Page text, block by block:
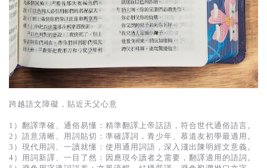
跨越語文障礙，貼近天父心意
1）翻譯準確、通俗易懂：精準翻譯上帝話語，符合世代通俗語言。
2）語意清晰、用詞貼切：準確譯詞，青少年、慕道友初學最適用。
3）現代用詞、一讀就懂：使用通用詞語，深入淺出陳明經文意義。
4）用詞新譯、一目了然：因應現今讀者之需要，翻譯適用的語詞。